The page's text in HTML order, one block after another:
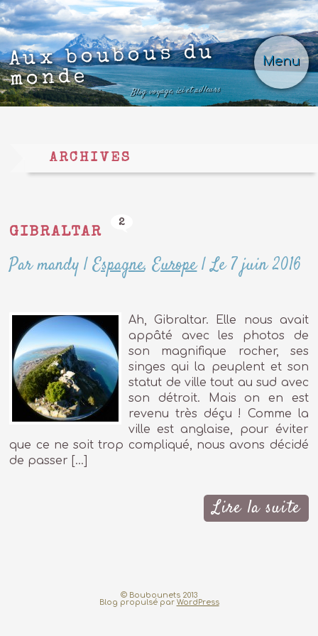
Menu
Aux boubous du
monde
Blog voyage, ici et ailleurs
ARCHIVES
GIBRALTAR
2
Par mandy |Espagne,Europe|Le 7 juin 2016
Ah, Gibraltar. Elle nous avait
appâté avec les photos de
son magnifique rocher, ses
singes qui la peuplent et son
statut de ville tout au sud avec
son détroit. Mais on en est
revenu très déçu ! Comme la
ville est anglaise, pour éviter
que ce ne soit trop compliqué, nous avons décidé
de passer […]
Lire la suite
© Boubounets 2013
Blog propulsé par WordPress